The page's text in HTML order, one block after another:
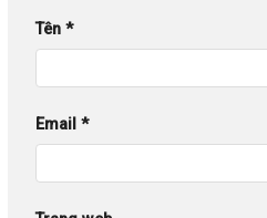
Tên *
Email *